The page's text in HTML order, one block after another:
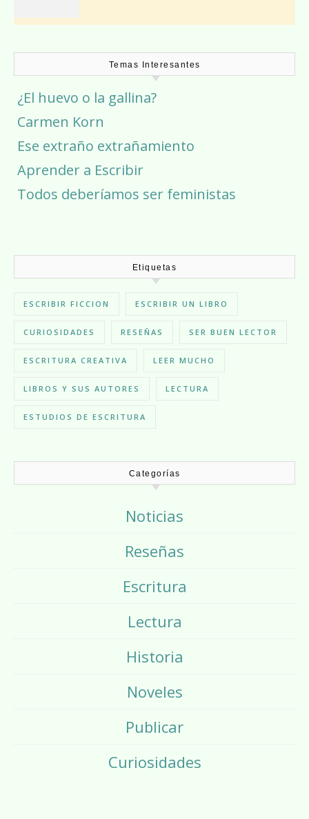
Temas Interesantes
¿El huevo o la gallina?
Carmen Korn
Ese extraño extrañamiento
Aprender a Escribir
Todos deberíamos ser feministas
Etiquetas
ESCRIBIR FICCION ESCRIBIR UN LIBRO
CURIOSIDADES RESEÑAS SER BUEN LECTOR
ESCRITURA CREATIVA LEER MUCHO
LIBROS Y SUS AUTORES LECTURA
ESTUDIOS DE ESCRITURA
Categorías
Noticias
Reseñas
Escritura
Lectura
Historia
Noveles
Publicar
Curiosidades